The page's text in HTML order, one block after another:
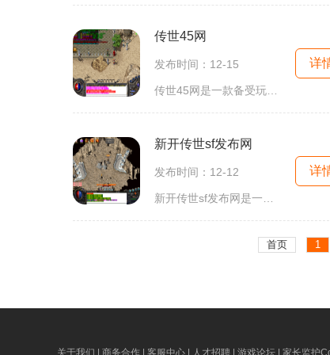
传世45网
发布时间：12-15 详
新开传世sf发布网
发布时间：12-12 详
首页 1
关于我们 | 商务合作 | 客服中心 | 人才招聘 | 游戏论坛 | 家长监护